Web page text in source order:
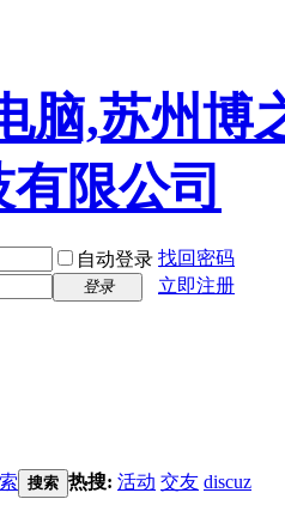
自动登录 找回密码
登录 立即注册
搜索 热搜: 活动 交友 discuz